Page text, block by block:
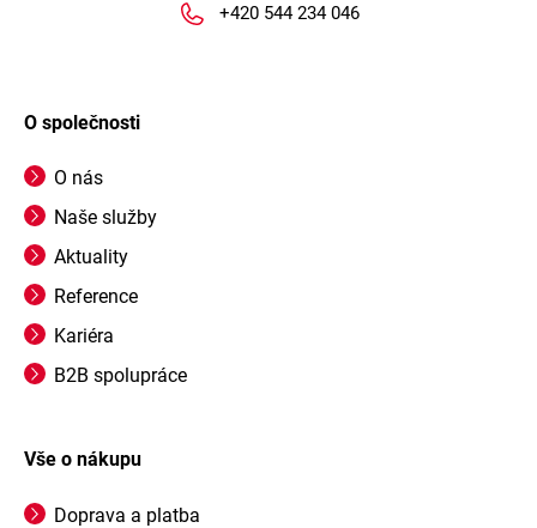
+420 544 234 046
O společnosti
O nás
Naše služby
Aktuality
Reference
Kariéra
B2B spolupráce
Vše o nákupu
Doprava a platba